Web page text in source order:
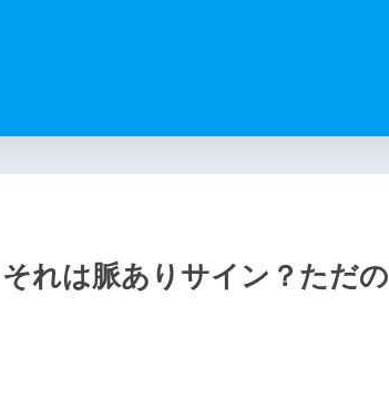
れは脈ありサイン？ただの